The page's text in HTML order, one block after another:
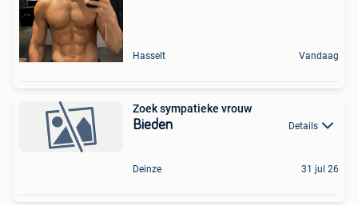
Hasselt Vandaag
Zoek sympatieke vrouw
Bieden Details
Deinze 31 jul 26